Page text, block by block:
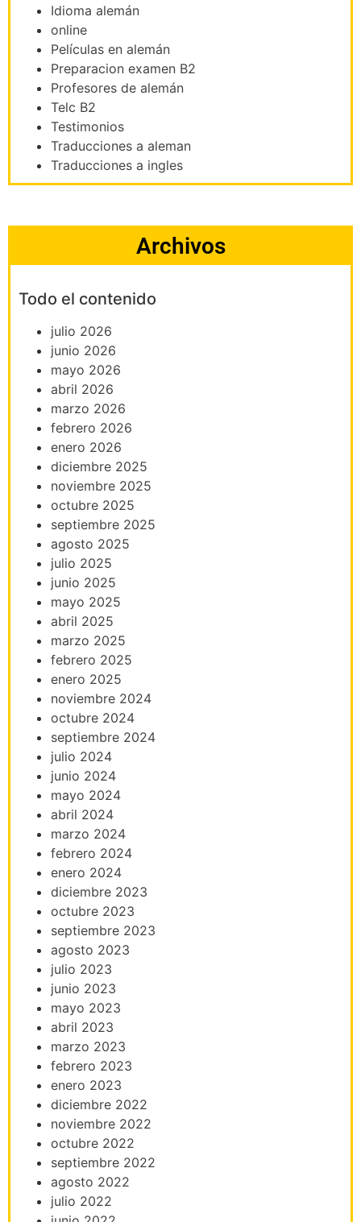
Idioma alemán
online
Películas en alemán
Preparacion examen B2
Profesores de alemán
Telc B2
Testimonios
Traducciones a aleman
Traducciones a ingles
Archivos
Todo el contenido
julio 2026
junio 2026
mayo 2026
abril 2026
marzo 2026
febrero 2026
enero 2026
diciembre 2025
noviembre 2025
octubre 2025
septiembre 2025
agosto 2025
julio 2025
junio 2025
mayo 2025
abril 2025
marzo 2025
febrero 2025
enero 2025
noviembre 2024
octubre 2024
septiembre 2024
julio 2024
junio 2024
mayo 2024
abril 2024
marzo 2024
febrero 2024
enero 2024
diciembre 2023
octubre 2023
septiembre 2023
agosto 2023
julio 2023
junio 2023
mayo 2023
abril 2023
marzo 2023
febrero 2023
enero 2023
diciembre 2022
noviembre 2022
octubre 2022
septiembre 2022
agosto 2022
julio 2022